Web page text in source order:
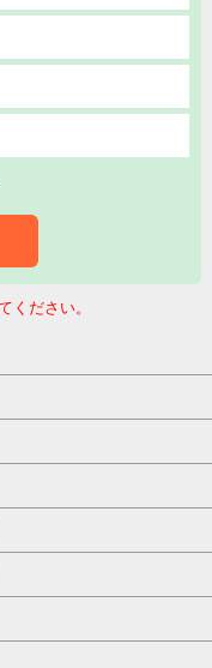
ください。